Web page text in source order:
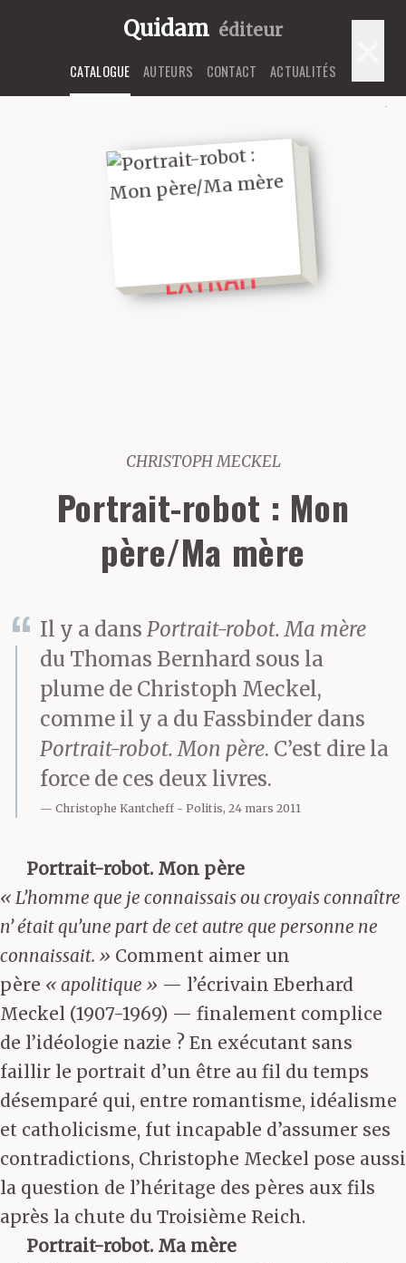
Quidam éditeur
CATALOGUE AUTEURS CONTACT ACTUALITÉS
EXTRAIT
CHRISTOPH MECKEL
Portrait-robot : Mon
père/Ma mère
Il y a dans Portrait-robot. Ma mère
du Thomas Bernhard sous la
plume de Christoph Meckel,
comme il y a du Fassbinder dans
Portrait-robot. Mon père. C’est dire la
force de ces deux livres.
Christophe Kantcheff Politis, 24 mars 2011
Portrait-robot. Mon père
« L’homme que je connaissais ou croyais connaître
n’ était qu’une part de cet autre que personne ne
connaissait. » Comment aimer un
père « apolitique » — l’écrivain Eberhard
Meckel (1907-1969) — finalement complice
de l’idéologie nazie ? En exécutant sans
faillir le portrait d’un être au fil du temps
désemparé qui, entre romantisme, idéalisme
et catholicisme, fut incapable d’assumer ses
contradictions, Christophe Meckel pose aussi
la question de l’héritage des pères aux fils
après la chute du Troisième Reich.
Portrait-robot. Ma mère